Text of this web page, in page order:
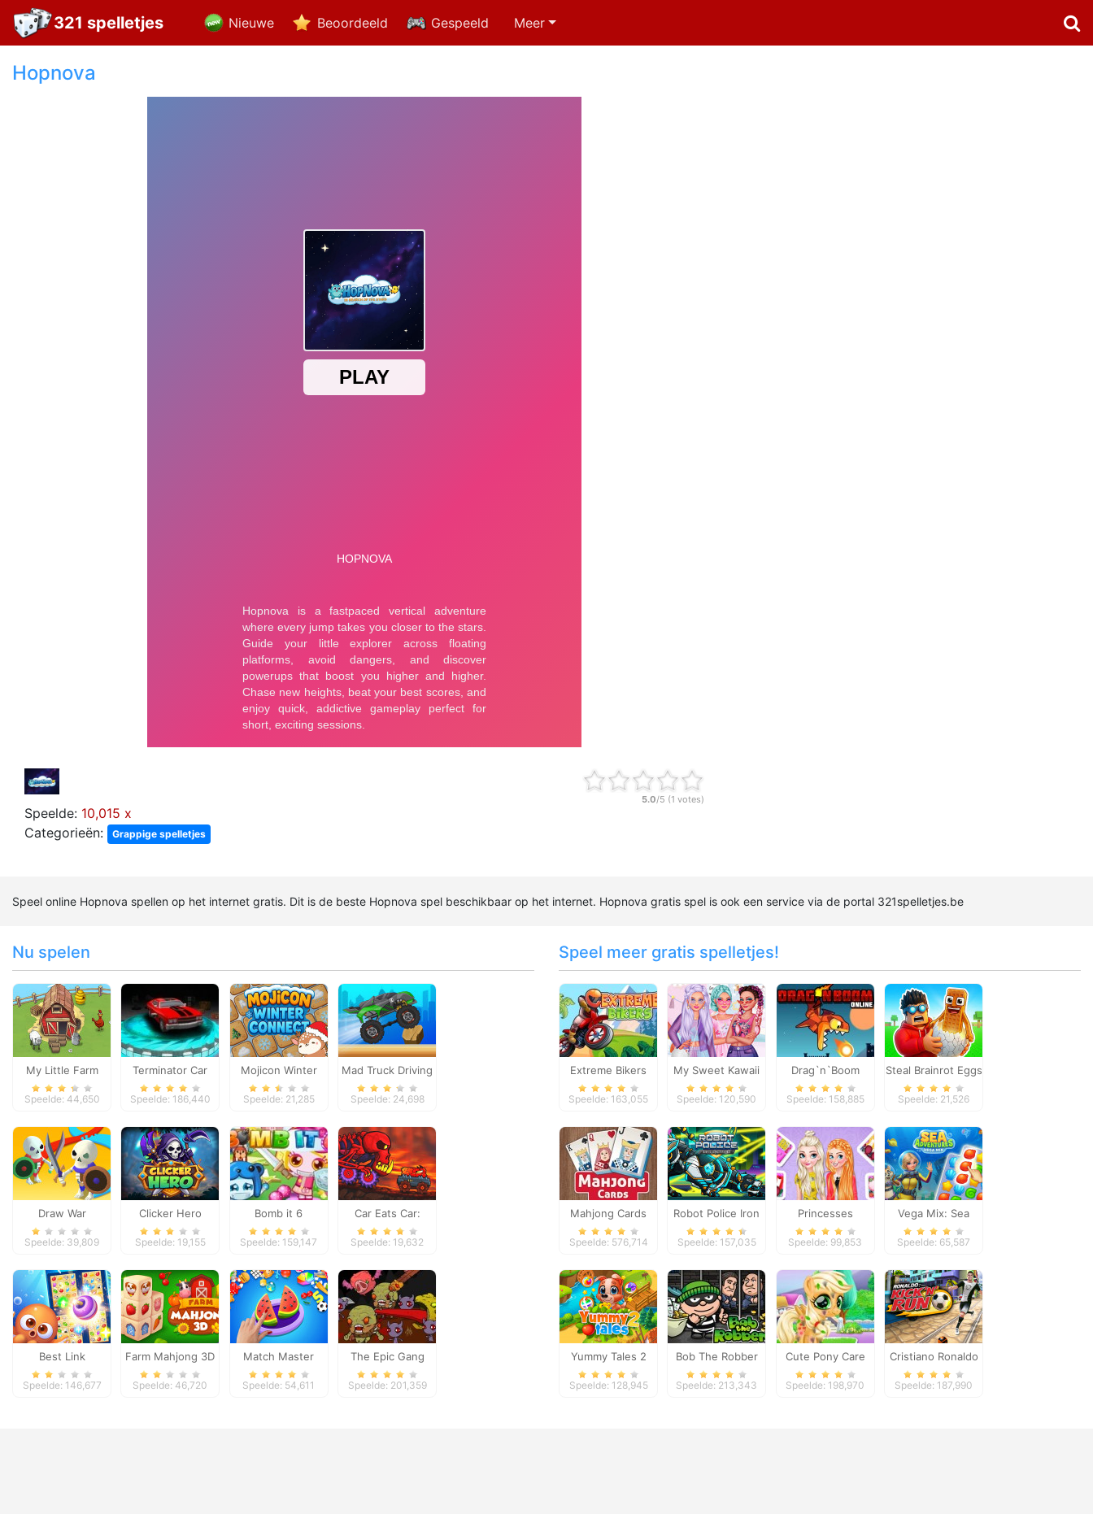
321 spelletjes Nieuwe Beoordeeld Gespeeld Meer
Hopnova
Speelde: 10,015 x
Categorieën:
Grappige spelletjes
5.0/5 (1 votes)
Speel online Hopnova spellen op het internet gratis. Dit is de beste Hopnova spel beschikbaar op het internet. Hopnova gratis spel is ook een service via de portal 321spelletjes.be
Nu spelen
My Little Farm
Speelde: 44,650
Terminator Car
Speelde: 186,440
Mojicon Winter
Connect
Speelde: 21,285
Mad Truck Driving
Speelde: 24,698
Draw War
Speelde: 39,809
Clicker Hero
Speelde: 19,155
Bomb it 6
Speelde: 159,147
Car Eats Car:
Volcanic
Speelde: 19,632
Best Link
Speelde: 146,677
Farm Mahjong 3D
Speelde: 46,720
Match Master
Speelde: 54,611
The Epic Gang
Speelde: 201,359
Speel meer gratis spelletjes!
Extreme Bikers
Speelde: 163,055
My Sweet Kawaii
Look
Speelde: 120,590
Drag`n`Boom
Speelde: 158,885
Steal Brainrot Eggs
Speelde: 21,526
Mahjong Cards
Speelde: 576,714
Robot Police Iron
Panther
Speelde: 157,035
Princesses
Become Popular In
Speelde: 99,853
Vega Mix: Sea
Adventures
Speelde: 65,587
Yummy Tales 2
Speelde: 128,945
Bob The Robber
Speelde: 213,343
Cute Pony Care
Speelde: 198,970
Cristiano Ronaldo
Kick`n`Run
Speelde: 187,990